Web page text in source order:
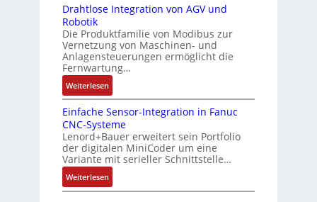
n
Z
u
a
n
s
ü
r
g
t
f
h
r
L
i
Z
r
t
i
i
z
i
e
r
u
n
g
u
k
a
u
s
g
e
i
c
h
e
Drahtlose Integration von AGV und
Robotik
Die Produktfamilie von Modibus zur
Vernetzung von Maschinen- und
Anlagensteuerungen ermöglicht die
Fernwartung…
Weiterlesen:
D
r
a
h
t
l
o
s
Einfache Sensor-Integration in Fanuc
CNC-Systeme
Lenord+Bauer erweitert sein Portfolio
der digitalen MiniCoder um eine
Variante mit serieller Schnittstelle…
Weiterlesen:
E